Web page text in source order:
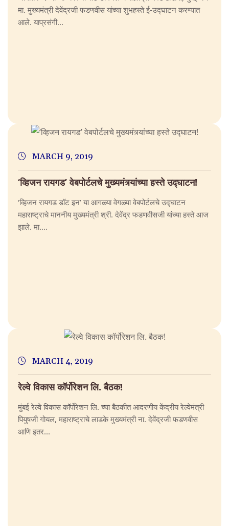
मा. मुख्यमंत्री देवेंद्रजी फडणवीस यांच्या शुभहस्ते ई-उद्घाटन करण्यात
आले. याप्रसंगी...
MARCH 9, 2019
‘व्हिजन रायगड’ वेबपोर्टलचे मुख्यमंत्र्यांच्या हस्ते उद्घाटन!
‘व्हिजन रायगड डॉट इन’ या आगळ्या वेगळ्या वेबपोर्टलचे उद्घाटन
महाराष्ट्राचे माननीय मुख्यमंत्री श्री. देवेंद्र फडणवीसजी यांच्या हस्ते आज
झाले. मा....
MARCH 4, 2019
रेल्वे विकास कॉर्पोरेशन लि. बैठक!
मुंबई रेल्वे विकास कॉर्पोरेशन लि. च्या बैठकीत आदरणीय केंद्रीय रेल्वेमंत्री
पियुषजी गोयल, महाराष्ट्राचे लाडके मुख्यमंत्री ना. देवेंद्रजी फडणवीस
आणि इतर...